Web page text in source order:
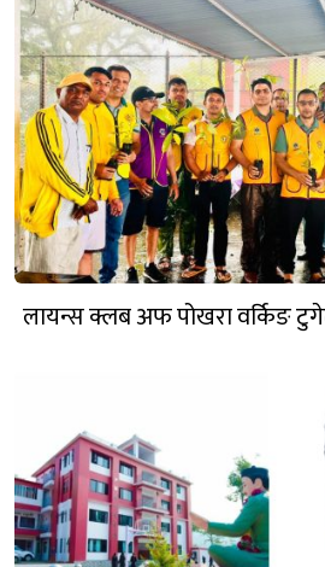
लायन्स क्लब अफ पोखरा वर्किङ